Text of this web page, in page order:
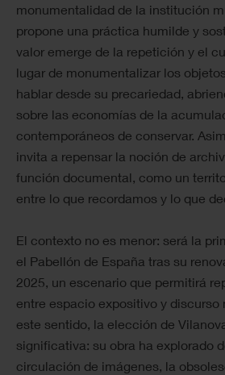
monumentalidad de la institución
propone una práctica humilde y
valor emerge de la repetición y el
lugar de monumentalizar los
hablar desde su precariedad,
sobre las economías de la
contemporáneos de conservar.
invita a repensar la noción de
función documental, como un
entre lo que recordamos y lo que
El contexto no es menor: será la
el Pabellón de España tras su
2025, un escenario que permitirá
entre espacio expositivo y discurso
este sentido, la elección de
significativa: su obra ha explorado
circulación de imágenes, la